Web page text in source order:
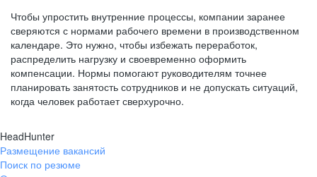
Чтобы упростить внутренние процессы, компании заранее
сверяются с нормами рабочего времени в производственном
календаре. Это нужно, чтобы избежать переработок,
распределить нагрузку и своевременно оформить
компенсации. Нормы помогают руководителям точнее
планировать занятость сотрудников и не допускать ситуаций,
когда человек работает сверхурочно.
HeadHunter
Размещение вакансий
Поиск по резюме